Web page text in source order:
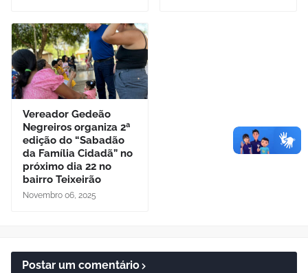
Vereador Gedeão
Negreiros organiza 2ª
edição do “Sabadão
da Família Cidadã” no
próximo dia 22 no
bairro Teixeirão
Novembro 06, 2025
Postar um comentário